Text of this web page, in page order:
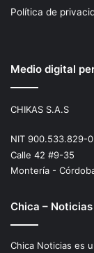
Política de
Medio digital
CHIKAS S.A.S
NIT 900.533.829-0
Calle 42 #9-35
Montería -
Chica – Noticias
Chica Noticias es